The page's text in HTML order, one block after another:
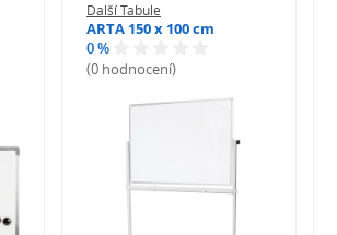
Další Tabule
ARTA 150 x 100 cm
0 %
(0 hodnocení)